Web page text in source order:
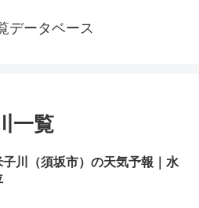
データベース
一覧
子川（須坂市）の天気予報｜水